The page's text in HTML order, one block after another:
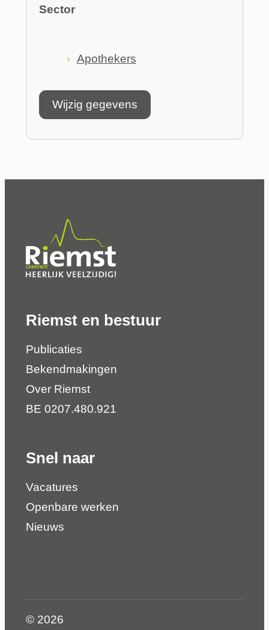
Sector
Apothekers
Wijzig gegevens
Riemst en bestuur
Publicaties
Bekendmakingen
Over Riemst
BE 0207.480.921
Snel naar
Vacatures
Openbare werken
Nieuws
© 2026